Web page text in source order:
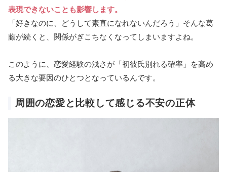
表現できないことも影響します。
「好きなのに、どうして素直になれないんだろう」そんな葛
藤が続くと、関係がぎこちなくなってしまいますよね。
このように、恋愛経験の浅さが「初彼氏別れる確率」を高め
る大きな要因のひとつとなっているんです。
周囲の恋愛と比較して感じる不安の正体